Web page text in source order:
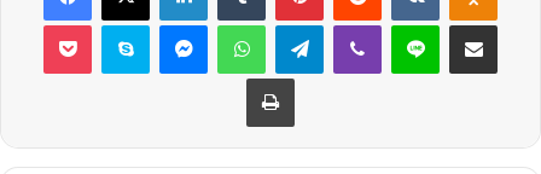
Pocket Skype MessengerWhatsAppTelegramViber Line E-Posta ile
Yazdır